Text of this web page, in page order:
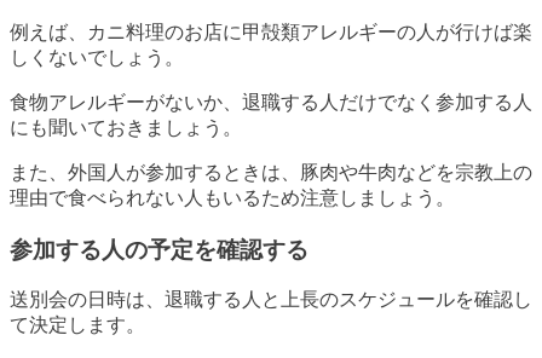
例えば、カニ料理のお店に甲殻類アレルギーの人が行けば楽
しくないでしょう。
食物アレルギーがないか、退職する人だけでなく参加する人
にも聞いておきましょう。
また、外国人が参加するときは、豚肉や牛肉などを宗教上の
理由で食べられない人もいるため注意しましょう。
参加する人の予定を確認する
送別会の日時は、退職する人と上長のスケジュールを確認し
て決定します。